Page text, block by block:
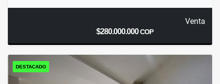
Venta
$280.000.000COP
DESTACADO